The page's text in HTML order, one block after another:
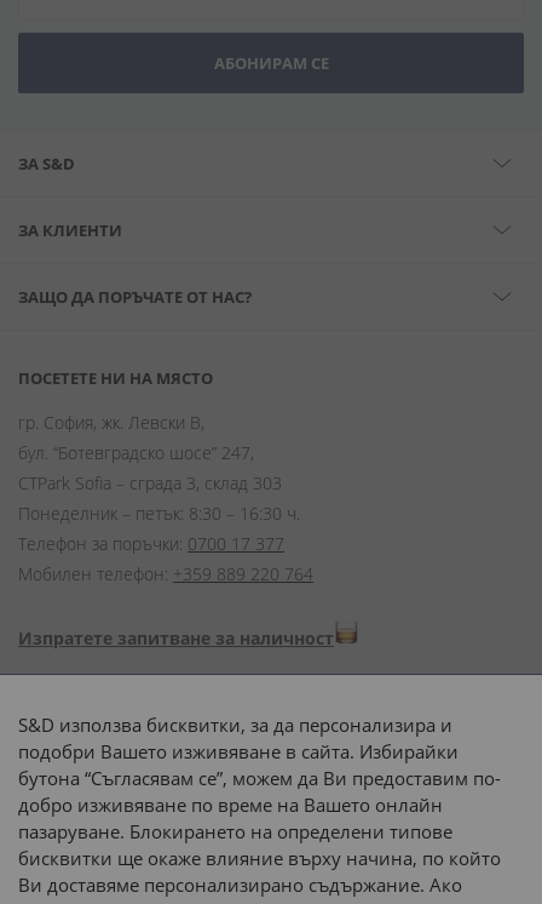
АБОНИРАМ СЕ
ЗА S&D
ЗА КЛИЕНТИ
ЗАЩО ДА ПОРЪЧАТЕ ОТ НАС?
ПОСЕТЕТЕ НИ НА МЯСТО
гр. София, жк. Левски В,
бул. “Ботевградско шосе” 247,
CTPark Sofia – сграда 3, склад 303
Понеделник – петък: 8:30 – 16:30 ч.
Телефон за поръчки: 0700 17 377
Мобилен телефон: +359 889 220 764
Изпратете запитване за наличност
Начини на плащане:
Доставка до адрес с:
или
наш транспорт
S&D използва бисквитки, за да персонализира и
подобри Вашето изживяване в сайта. Избирайки
бутона “Съгласявам се”, можем да Ви предоставим по-
добро изживяване по време на Вашето онлайн
пазаруване. Блокирането на определени типове
бисквитки ще окаже влияние върху начина, по който
Ви доставяме персонализирано съдържание. Ако